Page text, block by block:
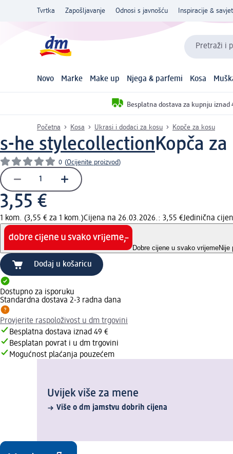
Tvrtka Zapošljavanje Odnosi s javnošću Inspiracije &
Pretraži i
Novo Marke Make up Njega & parfemi Kosa
Besplatna dostava za kupnju iznad
Početna Kosa Ukrasi i dodaci za kosu Kopče za kosu
s-he stylecollectionKopča
0 (Ocijenite proizvod)
3,55 €
1 kom. (3,55 € za 1 kom.)Cijena na 26.03.2026.: 3,55 €Jedinična
Dobre cijene u svako vrijemeNije
Dodaj u košaricu
Dostupno za isporuku
Standardna dostava 2-3 radna dana
Provjerite raspoloživost u dm trgovini
Besplatna dostava iznad 49 €
Besplatan povrat i u dm trgovini
Mogućnost plaćanja pouzećem
Uvijek više za mene
Više o dm jamstvu dobrih cijena